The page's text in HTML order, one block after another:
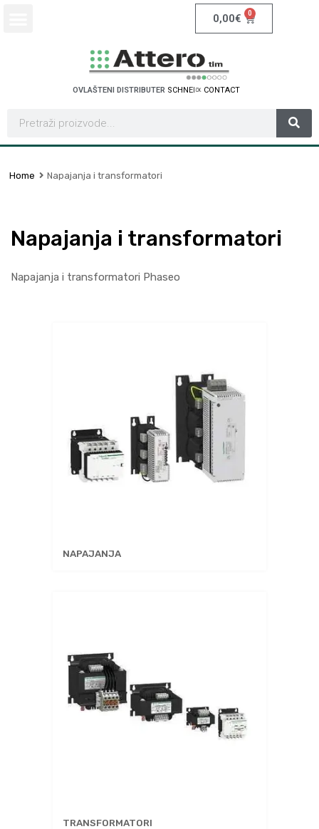
0,00€ 0
OVLAŠTENI DISTRIBUTER SCHNEIDER E
O NTACT
Home Napajanja i transformatori
Napajanja i transformatori
Napajanja i transformatori Phaseo
NAPAJANJA
TRANSFORMATORI